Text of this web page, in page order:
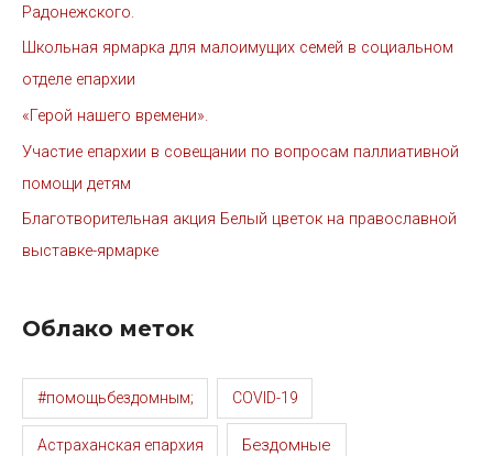
Радонежского.
Школьная ярмарка для малоимущих семей в социальном
отделе епархии
«Герой нашего времени».
Участие епархии в совещании по вопросам паллиативной
помощи детям
Благотворительная акция Белый цветок на православной
выставке-ярмарке
Облако меток
#помощьбездомным; COVID-19
Астраханская епархия Бездомные